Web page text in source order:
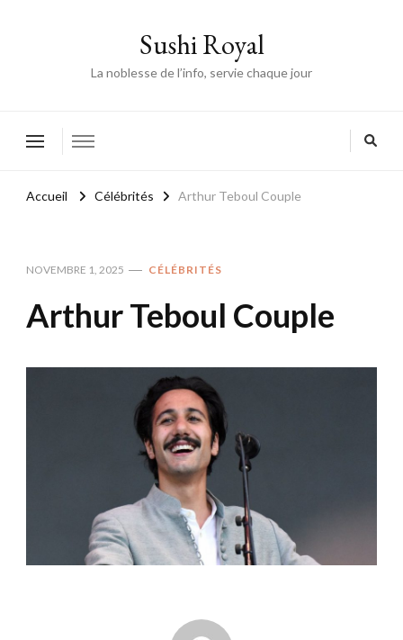
Sushi Royal
La noblesse de l’info, servie chaque jour
Accueil Célébrités Arthur Teboul Couple
NOVEMBRE 1, 2025 CÉLÉBRITÉS
Arthur Teboul Couple